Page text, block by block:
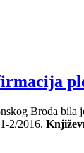
Broda
2/2016.